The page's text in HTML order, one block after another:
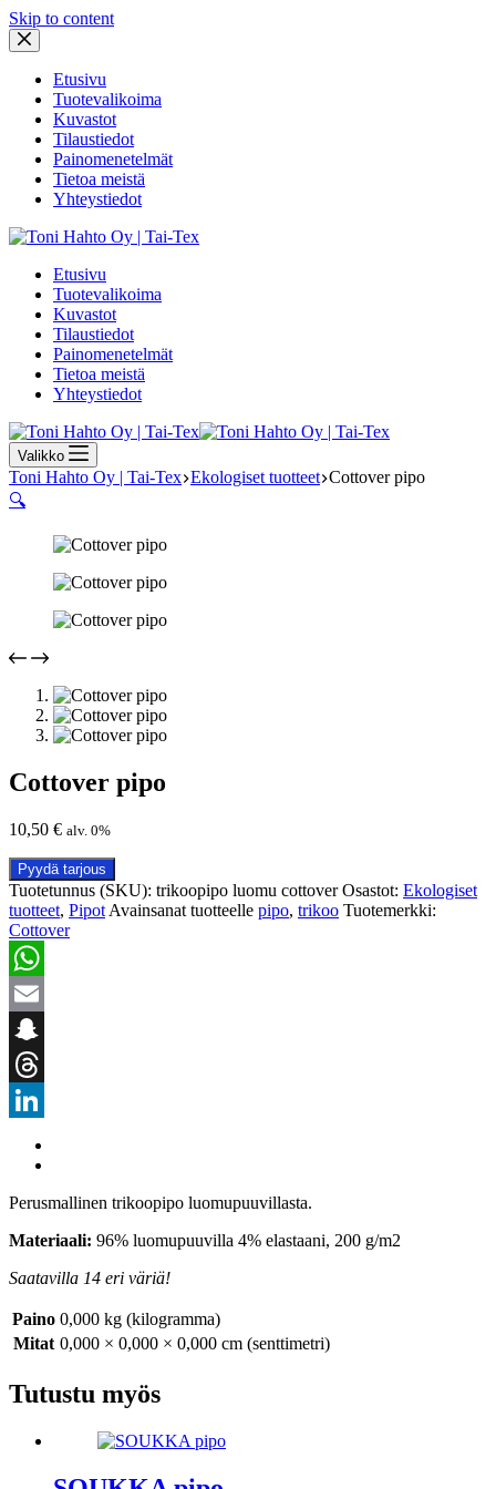
Skip to content
Etusivu
Tuotevalikoima
Kuvastot
Tilaustiedot
Painomenetelmät
Tietoa meistä
Yhteystiedot
Etusivu
Tuotevalikoima
Kuvastot
Tilaustiedot
Painomenetelmät
Tietoa meistä
Yhteystiedot
Valikko
Toni Hahto Oy | Tai-Tex Ekologiset tuotteet Cottover pipo
🔍
Cottover pipo
10,50 € alv. 0%
Pyydä tarjous
Tuotetunnus (SKU): trikoopipo luomu cottover Osastot: Ekologiset
tuotteet, Pipot Avainsanat tuotteelle pipo, trikoo Tuotemerkki:
Cottover
WhatsApp
Email
Snapchat
Threads
Perusmallinen trikoopipo luomupuuvillasta.
Materiaali: 96% luomupuuvilla 4% elastaani, 200 g/m2
Saatavilla 14 eri väriä!
Paino 0,000 kg (kilogramma)
Mitat 0,000 × 0,000 × 0,000 cm (senttimetri)
Tutustu myös